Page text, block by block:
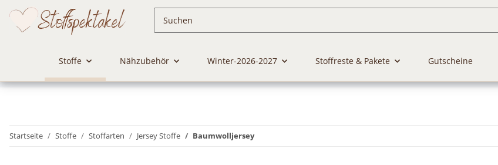
Stoffe Nähzubehör Winter-2026-2027 Stoffreste & Pakete Gutscheine
Startseite Stoffe Stoffarten Jersey Stoffe Baumwolljersey